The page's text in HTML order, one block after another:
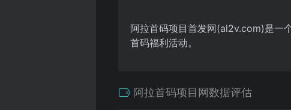
阿拉首码项目首发网(al2v.com)是一
首码福利活动。
阿拉首码项目网数据评估